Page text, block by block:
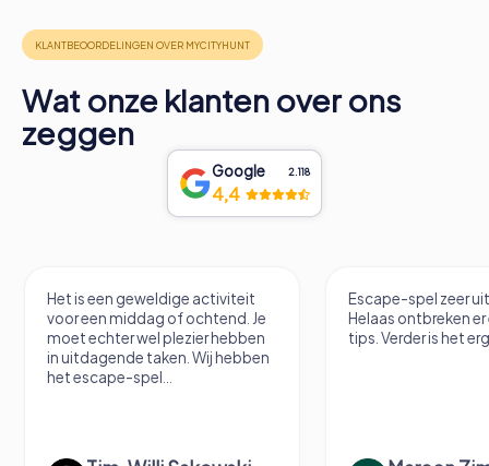
Wat onze klanten over ons
zeggen
Google 2.118
4,4
activiteit
Je
hebben
Wij hebben
Escape-spel zeer uitdagend.
Helaas ontbreken er een paar
tips. Verder is het erg leuk.